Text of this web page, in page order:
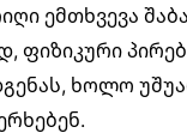
ემთხვევა
ფიზიკური
ხოლო